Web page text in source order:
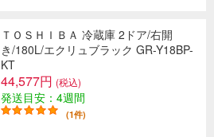
ＴＯＳＨＩＢＡ 冷蔵庫 2ドア/右開
き/180L/エクリュブラック GR-Y18BP-
KT
44,577円 (税込)
発送目安：4週間
(1件)